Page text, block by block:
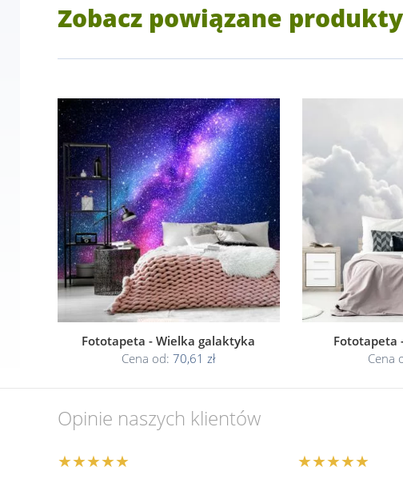
Zobacz powiązane produkty
Fototapeta - Wielka galaktyka
Cena od: 70,61 zł
Fototapeta
Cena
Opinie naszych klientów
★★★★★ ★★★★★